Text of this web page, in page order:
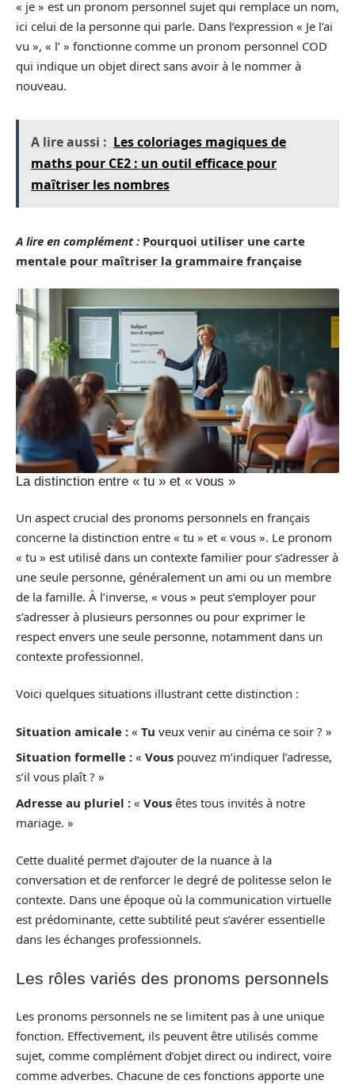
« je » est un pronom personnel sujet qui remplace un nom,
ici celui de la personne qui parle. Dans l’expression « Je l’ai
vu », « l’ » fonctionne comme un pronom personnel COD
qui indique un objet direct sans avoir à le nommer à
nouveau.
A lire aussi : Les coloriages magiques de
maths pour CE2 : un outil efficace pour
maîtriser les nombres
A lire en complément : Pourquoi utiliser une carte
mentale pour maîtriser la grammaire française
La distinction entre « tu » et « vous »
Un aspect crucial des pronoms personnels en français
concerne la distinction entre « tu » et « vous ». Le pronom
« tu » est utilisé dans un contexte familier pour s’adresser à
une seule personne, généralement un ami ou un membre
de la famille. À l’inverse, « vous » peut s’employer pour
s’adresser à plusieurs personnes ou pour exprimer le
respect envers une seule personne, notamment dans un
contexte professionnel.
Voici quelques situations illustrant cette distinction :
Situation amicale : « Tu veux venir au cinéma ce soir ? »
Situation formelle : « Vous pouvez m’indiquer l’adresse,
s’il vous plaît ? »
Adresse au pluriel : « Vous êtes tous invités à notre
mariage. »
Cette dualité permet d’ajouter de la nuance à la
conversation et de renforcer le degré de politesse selon le
contexte. Dans une époque où la communication virtuelle
est prédominante, cette subtilité peut s’avérer essentielle
dans les échanges professionnels.
Les rôles variés des pronoms personnels
Les pronoms personnels ne se limitent pas à une unique
fonction. Effectivement, ils peuvent être utilisés comme
sujet, comme complément d’objet direct ou indirect, voire
comme adverbes. Chacune de ces fonctions apporte une